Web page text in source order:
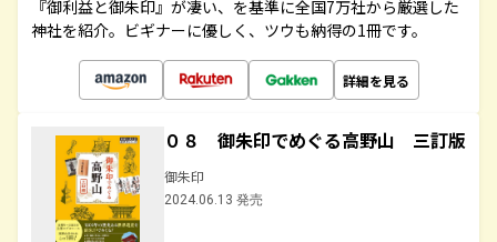
『御利益と御朱印』が凄い、を基準に全国7万社から厳選した
神社を紹介。ビギナーに優しく、ツウも納得の1冊です。
詳細を見る
０８ 御朱印でめぐる高野山 三訂版
御朱印
2024.06.13 発売